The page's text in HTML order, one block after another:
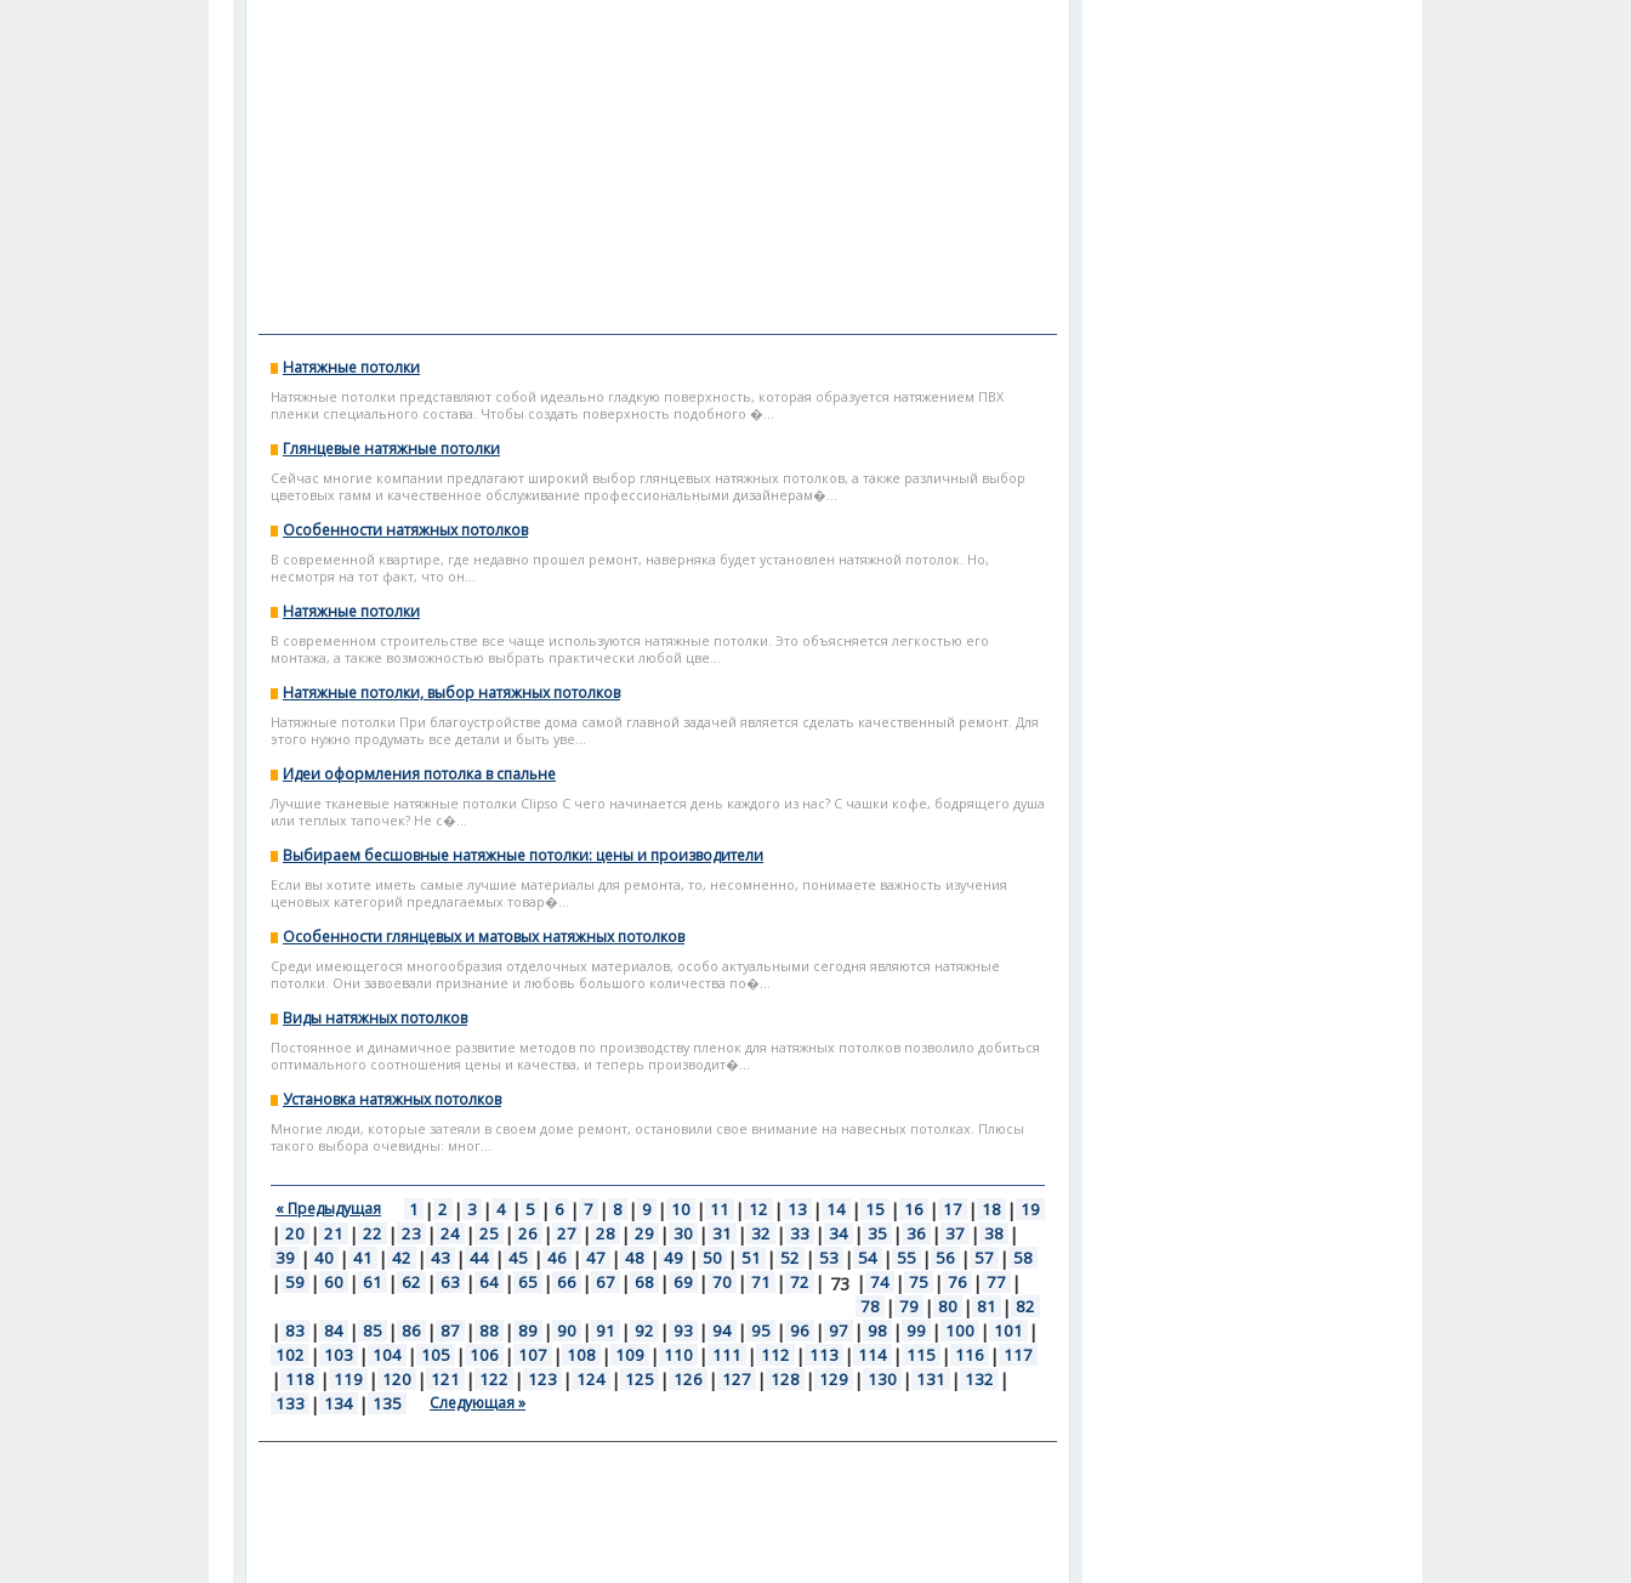
Натяжные потолки
Натяжные потолки представляют собой идеально гладкую поверхность, которая образуется натяжением ПВХ
пленки специального состава. Чтобы создать поверхность подобного �...
Глянцевые натяжные потолки
Сейчас многие компании предлагают широкий выбор глянцевых натяжных потолков, а также различный выбор
цветовых гамм и качественное обслуживание профессиональными дизайнерам�...
Особенности натяжных потолков
В современной квартире, где недавно прошел ремонт, наверняка будет установлен натяжной потолок. Но,
несмотря на тот факт, что он...
Натяжные потолки
В современном строительстве все чаще используются натяжные потолки. Это объясняется легкостью его
монтажа, а также возможностью выбрать практически любой цве...
Натяжные потолки, выбор натяжных потолков
Натяжные потолки При благоустройстве дома самой главной задачей является сделать качественный ремонт. Для
этого нужно продумать все детали и быть уве...
Идеи оформления потолка в спальне
Лучшие тканевые натяжные потолки Clipso С чего начинается день каждого из нас? С чашки кофе, бодрящего душа
или теплых тапочек? Не с�...
Выбираем бесшовные натяжные потолки: цены и производители
Если вы хотите иметь самые лучшие материалы для ремонта, то, несомненно, понимаете важность изучения
ценовых категорий предлагаемых товар�...
Особенности глянцевых и матовых натяжных потолков
Среди имеющегося многообразия отделочных материалов, особо актуальными сегодня являются натяжные
потолки. Они завоевали признание и любовь большого количества по�...
Виды натяжных потолков
Постоянное и динамичное развитие методов по производству пленок для натяжных потолков позволило добиться
оптимального соотношения цены и качества, и теперь производит�...
Установка натяжных потолков
Многие люди, которые затеяли в своем доме ремонт, остановили свое внимание на навесных потолках. Плюсы
такого выбора очевидны: мног...
« Предыдущая 1 | 2 | 3 | 4 | 5 | 6 | 7 | 8 | 9 | 10 | 11 | 12 | 13 | 14 | 15 | 16 | 17 | 18 | 19
| 20 | 21 | 22 | 23 | 24 | 25 | 26 | 27 | 28 | 29 | 30 | 31 | 32 | 33 | 34 | 35 | 36 | 37 | 38 |
39 | 40 | 41 | 42 | 43 | 44 | 45 | 46 | 47 | 48 | 49 | 50 | 51 | 52 | 53 | 54 | 55 | 56 | 57 | 58
| 59 | 60 | 61 | 62 | 63 | 64 | 65 | 66 | 67 | 68 | 69 | 70 | 71 | 72 | 73 | 74 | 75 | 76 | 77 |
78 | 79 | 80 | 81 | 82
| 83 | 84 | 85 | 86 | 87 | 88 | 89 | 90 | 91 | 92 | 93 | 94 | 95 | 96 | 97 | 98 | 99 | 100 | 101 |
102 | 103 | 104 | 105 | 106 | 107 | 108 | 109 | 110 | 111 | 112 | 113 | 114 | 115 | 116 | 117
| 118 | 119 | 120 | 121 | 122 | 123 | 124 | 125 | 126 | 127 | 128 | 129 | 130 | 131 | 132 |
133 | 134 | 135 Следующая »